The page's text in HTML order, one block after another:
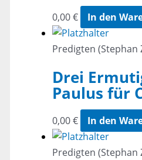
0,00€ In den
Predigten (Stephan
Drei
Paulus für
0,00€ In den
Predigten (Stephan